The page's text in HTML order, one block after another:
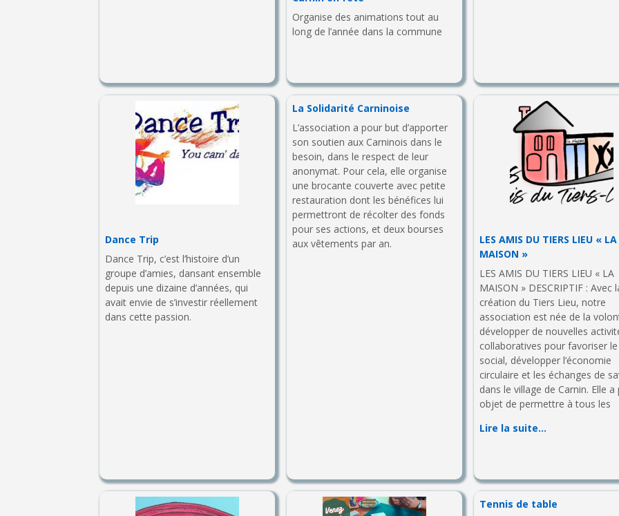
Organise des animations tout au
long de l’année dans la commune
Dance Trip
Dance Trip, c’est l’histoire d’un
groupe d’amies, dansant ensemble
depuis une dizaine d’années, qui
avait envie de s’investir réellement
dans cette passion.
La Solidarité Carninoise
L’association a pour but d’apporter
son soutien aux Carninois dans le
besoin, dans le respect de leur
anonymat. Pour cela, elle organise
une brocante couverte avec petite
restauration dont les bénéfices lui
permettront de récolter des fonds
pour ses actions, et deux bourses
aux vêtements par an.
LES AMIS DU TIERS LIEU « LA
MAISON »
LES AMIS DU TIERS LIEU « LA
MAISON » DESCRIPTIF : Avec
création du Tiers Lieu, notre
association est née de la
développer de nouvelles
collaboratives pour favoriser le
social, développer l’économie
circulaire et les échanges de
dans le village de Carnin. Elle a
objet de permettre à tous les
Lire la suite…
Tennis de table